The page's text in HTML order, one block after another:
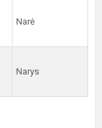
Narė
Narys